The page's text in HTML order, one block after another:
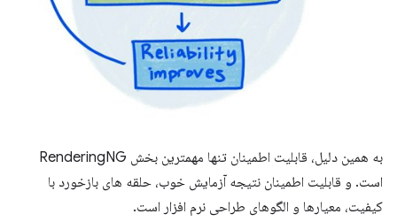
به همین دلیل، قابلیت اطمینان تنها مهمترین بخش RenderingNG
است. و قابلیت اطمینان نتیجه آزمایش خوب، حلقه های بازخورد با
کیفیت، معیارها و الگوهای طراحی نرم افزار است.